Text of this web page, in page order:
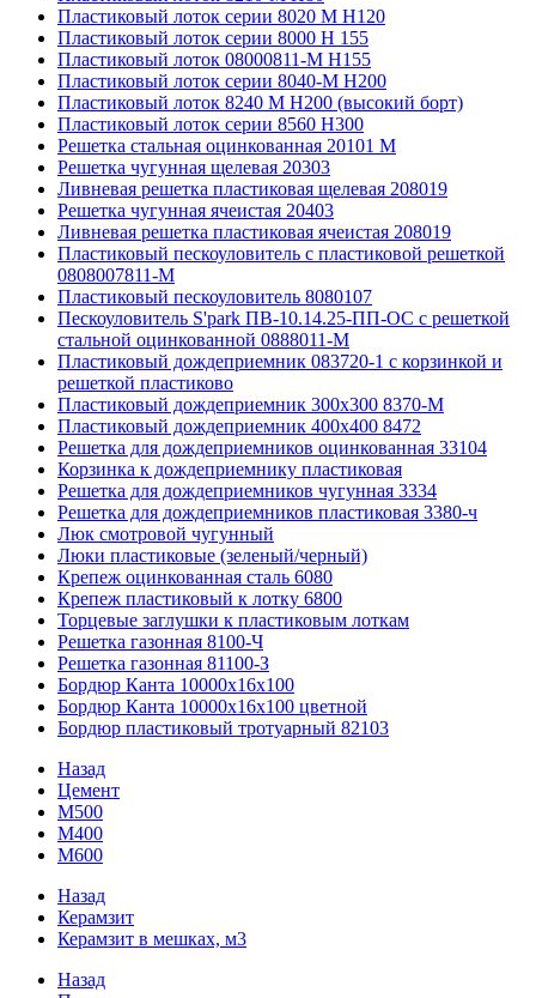
Пластиковый лоток серии 8020 М H120
Пластиковый лоток серии 8000 Н 155
Пластиковый лоток 08000811-М H155
Пластиковый лоток серии 8040-М H200
Пластиковый лоток 8240 M H200 (высокий борт)
Пластиковый лоток серии 8560 Н300
Решетка стальная оцинкованная 20101 М
Решетка чугунная щелевая 20303
Ливневая решетка пластиковая щелевая 208019
Решетка чугунная ячеистая 20403
Ливневая решетка пластиковая ячеистая 208019
Пластиковый пескоуловитель с пластиковой решеткой
0808007811-М
Пластиковый пескоуловитель 8080107
Пескоуловитель S'park ПВ-10.14.25-ПП-ОС с решеткой
стальной оцинкованной 0888011-М
Пластиковый дождеприемник 083720-1 c корзинкой и
решеткой пластиково
Пластиковый дождеприемник 300x300 8370-М
Пластиковый дождеприемник 400x400 8472
Решетка для дождеприемников оцинкованная 33104
Корзинка к дождеприемнику пластиковая
Решетка для дождеприемников чугунная 3334
Решетка для дождеприемников пластиковая 3380-ч
Люк смотровой чугунный
Люки пластиковые (зеленый/черный)
Крепеж оцинкованная сталь 6080
Крепеж пластиковый к лотку 6800
Торцевые заглушки к пластиковым лоткам
Решетка газонная 8100-Ч
Решетка газонная 81100-З
Бордюр Канта 10000x16x100
Бордюр Канта 10000x16x100 цветной
Бордюр пластиковый тротуарный 82103
Назад
Цемент
М500
М400
М600
Назад
Керамзит
Керамзит в мешках, м3
Назад